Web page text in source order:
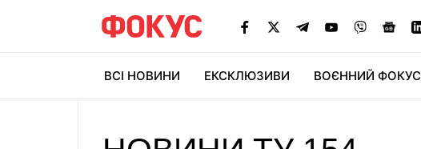
ВСІ НОВИНИ ЕКСКЛЮЗИВИ ВОЄННИЙ ФОКУС